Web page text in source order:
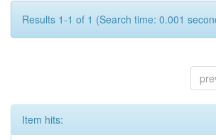
Results 1-1 of 1 (Search time: 0.001
Item hits: